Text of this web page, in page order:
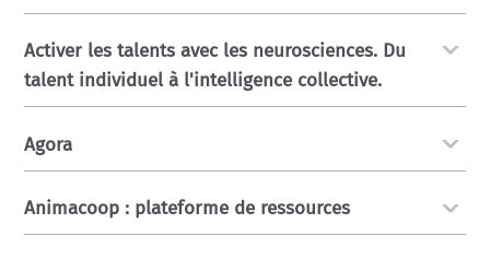
Activer les talents avec les neurosciences. Du
talent individuel à l'intelligence collective.
Agora
Animacoop : plateforme de ressources